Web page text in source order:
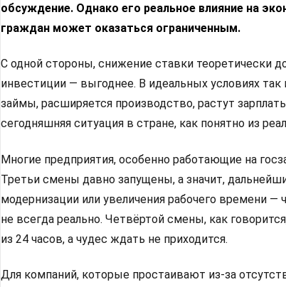
обсуждение. Однако его реальное влияние на
граждан может оказаться ограниченным.
С одной стороны, снижение ставки теоретически
инвестиции — выгоднее. В идеальных условиях
займы, расширяется производство, растут
сегодняшняя ситуация в стране, как понятно из
Многие предприятия, особенно работающие на
Третьи смены давно запущены, а значит,
модернизации или увеличения рабочего времени —
не всегда реально. Четвёртой смены, как
из 24 часов, а чудес ждать не приходится.
Для компаний, которые простаивают из-за